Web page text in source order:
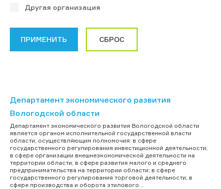
Другая организация
Департамент экономического развития
Вологодской области
Департамент экономического развития Вологодской области
является органом исполнительной государственной власти
области, осуществляющим полномочия: в сфере
государственного регулирования инвестиционной деятельности;
в сфере организации внешнеэкономической деятельности на
территории области; в сфере развития малого и среднего
предпринимательства на территории области; в сфере
государственного регулирования торговой деятельности; в
сфере производства и оборота этилового...